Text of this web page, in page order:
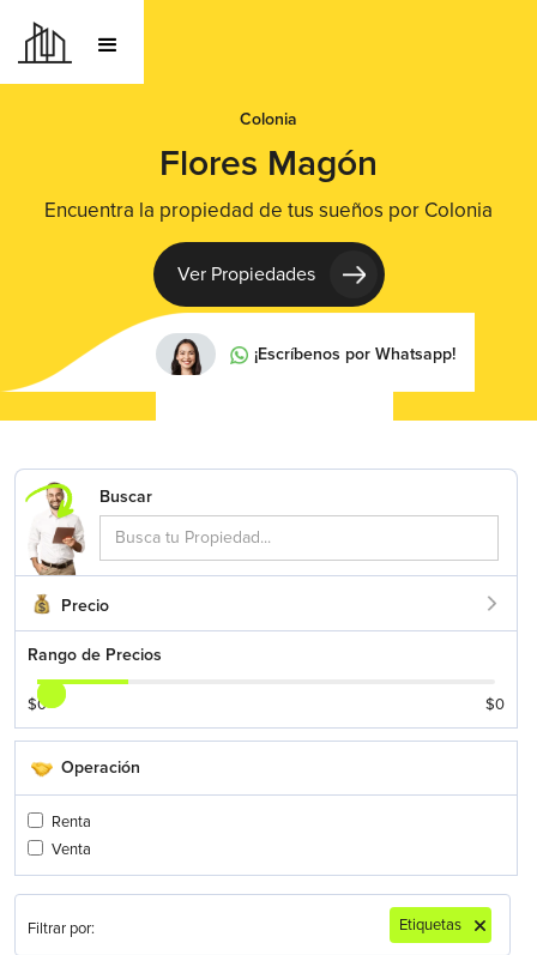
Colonia
Flores Magón
Encuentra la propiedad de tus sueños por Colonia
Ver Propiedades
¡Escríbenos por Whatsapp!
Buscar
Precio
Rango de Precios
$0 $0
Operación
Renta
Venta
Filtrar por: Etiquetas